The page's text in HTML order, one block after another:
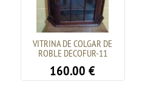
VITRINA DE COLGAR DE
ROBLE DECOFUR-11
160.00 €